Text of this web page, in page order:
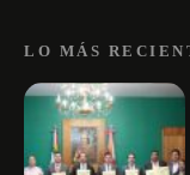
LO MÁS